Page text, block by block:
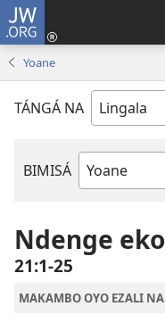
JW.ORG
Yoane
TÁNGÁ NA
BIMISÁ
Mokanda
Ndenge
21:1-25
MAKAMBO OYO EZALI